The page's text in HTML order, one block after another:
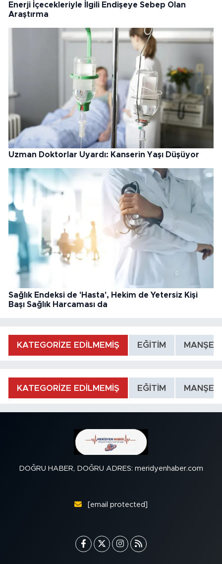
Enerji İçecekleriyle İlgili Endişeye Sebep Olan
Araştırma
Uzman Doktorlar Uyardı: Kanserin Yaşı Düşüyor
Sağlık Endeksi de 'Hasta', Hekim de Yetersiz Kişi
Başı Sağlık Harcaması da
KATEGORİZE EDİLMEMİŞ EĞİTİM MANŞET
KATEGORİZE EDİLMEMİŞ EĞİTİM MANŞET
DOĞRU HABER, DOĞRU ADRES: meridyenhaber.com
[email protected]